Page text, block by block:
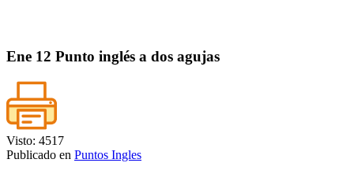
Ene 12 Punto inglés a dos agujas
Visto: 4517
Publicado en Puntos Ingles